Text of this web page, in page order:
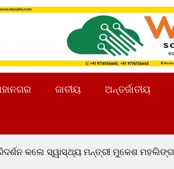
ଜାତୀୟ ଅନ୍ତର୍ଜାତୀୟ
କଲେ ସ୍ୱାସ୍ଥ୍ୟ ମନ୍ତ୍ରୀ ମୁକେଶ ମହଲିଙ୍ଗ